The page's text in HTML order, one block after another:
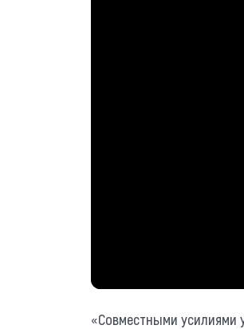
«Совместными усилиями